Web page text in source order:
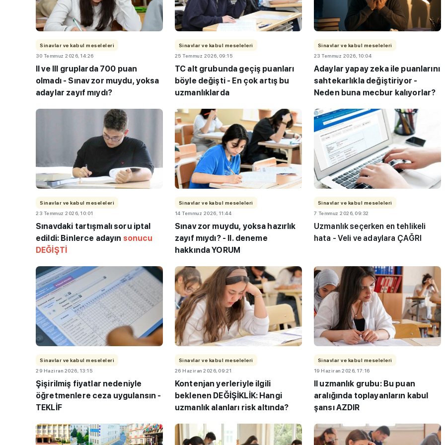
Sinavlar ve kabul meseleleri
30 Temmuz 2026, 14:26
II ve III gruplarda 700 puan
olmadı - Sınav zor muydu, yoksa
adaylar zayıf mıydı?
Sinavlar ve kabul meseleleri
25 Temmuz 2026, 09:15
TC alt grubunda geçiş puanları
böyle değişti - En çok artış bu
uzmanlıklarda
Sinavlar ve kabul meseleleri
23 Temmuz 2026, 10:04
Adaylar yapay zeka ile puanlarını
sahtekarlıkla değiştiriyor -
Neden buna mecbur kalıyorlar?
Sinavlar ve kabul meseleleri
23 Temmuz 2026, 10:01
Sınavdaki tartışmalı soru iptal
edildi: Binlerce adayın sonucu
DEĞİŞTİ
Sinavlar ve kabul meseleleri
14 Temmuz 2026, 11:44
Sınav zor muydu, yoksa hazırlık
zayıf mıydı? - II. deneme
hakkında YORUM
Sinavlar ve kabul meseleleri
7 Temmuz 2026, 09:32
Uzmanlık seçerken en tehlikeli
hata - Veli ve adaylara ÇAĞRI
Sinavlar ve kabul meseleleri
29 Haziran 2026, 13:15
Şişirilmiş fiyatlar nedeniyle
öğretmenlere ceza uygulansın -
TEKLİF
Sinavlar ve kabul meseleleri
26 Haziran 2026, 09:21
Kontenjan yerleriyle ilgili
beklenen DEĞİŞİKLİK: Hangi
uzmanlık alanları risk altında?
Sinavlar ve kabul meseleleri
19 Haziran 2026, 17:16
II uzmanlık grubu: Bu puan
aralığında toplayanların kabul
şansı AZDIR
“Tarihte bugün”-8 Nisan...
Çocuklar için “Spor jimnastikten
başlar" estafet yarışları
düzenlendi
Yüksek Lisans için en az
tercih edilen 5 üniversite -
ABD'yi değil, Çin'i seçti - "Bu
ülke bana tamamen farklı bir
bakış açısı kazandıracak"